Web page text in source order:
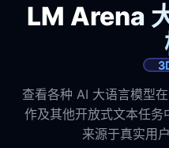
LM Arena
查看各种 AI 大语言模型
作及其他开放式文本任
来源于真实用